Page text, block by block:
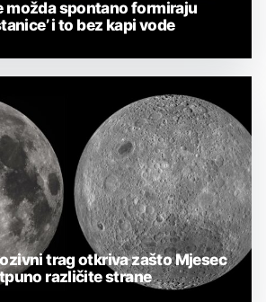
možda spontano formiraju
i to bez kapi vode
trag otkriva zašto Mjesec
različite strane